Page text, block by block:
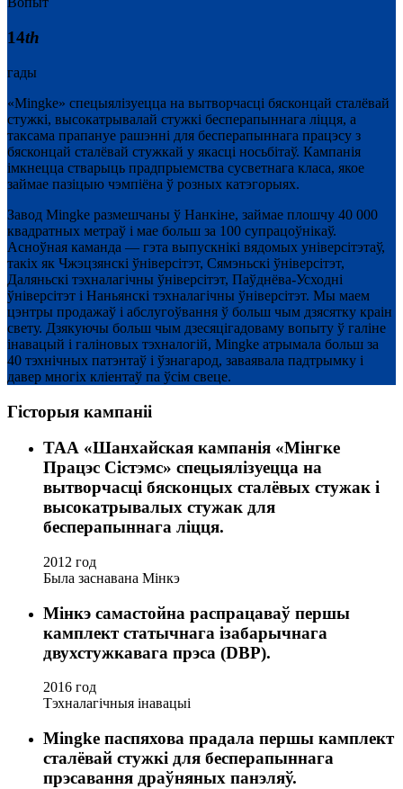
14th
гады
«Mingke» спецыялізуецца на вытворчасці бясконцай сталёвай
стужкі, высокатрывалай стужкі бесперапыннага ліцця, а
таксама прапануе рашэнні для бесперапыннага працэсу з
бясконцай сталёвай стужкай у якасці носьбітаў. Кампанія
імкнецца стварыць прадпрыемства сусветнага класа, якое
займае пазіцыю чэмпіёна ў розных катэгорыях.
Завод Mingke размешчаны ў Нанкіне, займае плошчу 40 000
квадратных метраў і мае больш за 100 супрацоўнікаў.
Асноўная каманда — гэта выпускнікі вядомых універсітэтаў,
такіх як Чжэцзянскі ўніверсітэт, Сямэньскі ўніверсітэт,
Даляньскі тэхналагічны ўніверсітэт, Паўднёва-Усходні
ўніверсітэт і Наньянскі тэхналагічны ўніверсітэт. Мы маем
цэнтры продажаў і абслугоўвання ў больш чым дзясятку краін
свету. Дзякуючы больш чым дзесяцігадоваму вопыту ў галіне
інавацый і галіновых тэхналогій, Mingke атрымала больш за
40 тэхнічных патэнтаў і ўзнагарод, заваявала падтрымку і
давер многіх кліентаў па ўсім свеце.
Гісторыя кампаніі
ТАА «Шанхайская кампанія «Мінгке
Працэс Сістэмс» спецыялізуецца на
вытворчасці бясконцых сталёвых стужак і
высокатрывалых стужак для
бесперапыннага ліцця.
2012 год
Была заснавана Мінкэ
Мінкэ самастойна распрацаваў першы
камплект статычнага ізабарычнага
двухстужкавага прэса (DBP).
2016 год
Тэхналагічныя інавацыі
Mingke паспяхова прадала першы камплект
сталёвай стужкі для бесперапыннага
прэсавання драўняных панэляў.